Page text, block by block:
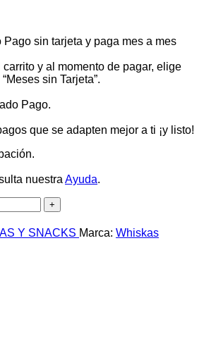
sin tarjeta y paga mes a mes
y al momento de pagar, elige
sin Tarjeta”.
Pago.
que se adapten mejor a ti ¡y listo!
nuestra Ayuda.
Y SNACKS Marca: Whiskas